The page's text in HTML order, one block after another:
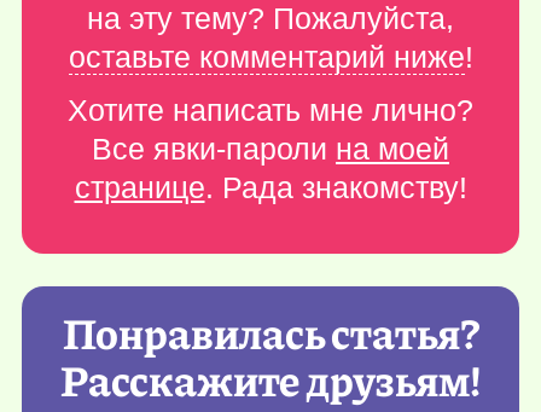
на эту тему? Пожалуйста,
оставьте комментарий ниже!
Хотите написать мне лично?
Все явки-пароли на моей
странице. Рада знакомству!
Понравилась статья?
Расскажите друзьям!